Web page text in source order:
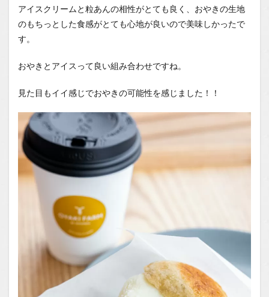
アイスクリームと粒あんの相性がとても良く、おやきの生地
のもちっとした食感がとても心地が良いので美味しかったで
す。
おやきとアイスって良い組み合わせですね。
見た目もイイ感じでおやきの可能性を感じました！！